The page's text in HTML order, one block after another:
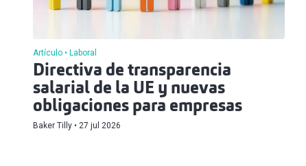
Artículo Laboral
Directiva de transparencia
salarial de la UE y nuevas
obligaciones para empresas
Baker Tilly 27 jul 2026